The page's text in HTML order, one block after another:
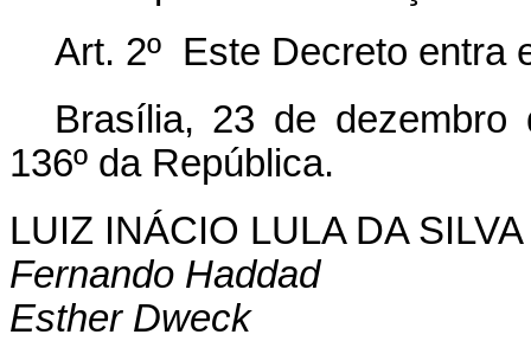
Art. 2º Este Decreto entra
Brasília, 23 de dezembro
136º da República.
LUIZ INÁCIO LULA DA SILVA
Fernando Haddad
Esther Dweck